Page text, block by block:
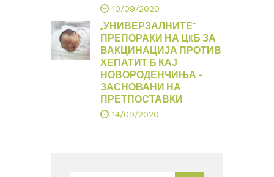
10/09/2020
„УНИВЕРЗАЛНИТЕ“
ПРЕПОРАКИ НА ЦKБ ЗА
ВАКЦИНАЦИЈА ПРОТИВ
ХЕПАТИТ Б КАЈ
НОВОРОДЕНЧИЊА –
ЗАСНОВАНИ НА
ПРЕТПОСТАВКИ
14/09/2020